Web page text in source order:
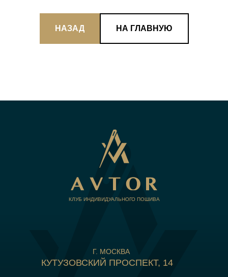
НАЗАД НА ГЛАВНУЮ
КЛУБ ИНДИВИДУАЛЬНОГО ПОШИВА
Г. МОСКВА
КУТУЗОВСКИЙ ПРОСПЕКТ, 14